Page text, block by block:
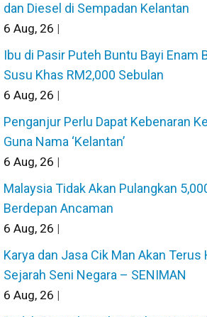
dan Diesel di Sempadan Kelantan
6 Aug, 26 |
Ibu di Pasir Puteh Buntu Bayi Enam
Susu Khas RM2,000 Sebulan
6 Aug, 26 |
Penganjur Perlu Dapat Kebenaran
Guna Nama ‘Kelantan’
6 Aug, 26 |
Malaysia Tidak Akan Pulangkan
Berdepan Ancaman
6 Aug, 26 |
Karya dan Jasa Cik Man Akan Terus
Sejarah Seni Negara – SENIMAN
6 Aug, 26 |